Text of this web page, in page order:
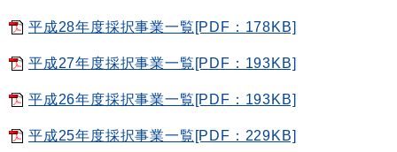
平成28年度採択事業一覧[PDF：178KB]
平成27年度採択事業一覧[PDF：193KB]
平成26年度採択事業一覧[PDF：193KB]
平成25年度採択事業一覧[PDF：229KB]